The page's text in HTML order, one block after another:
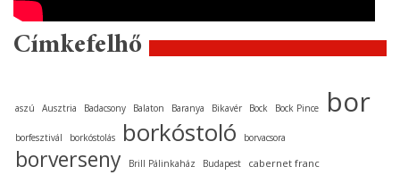
Címkefelhő
aszú Ausztria Badacsony Balaton Baranya Bikavér Bock Bock Pince bor
borfesztivál borkóstolás borkóstoló borvacsora
borverseny Brill Pálinkaház Budapest cabernet franc